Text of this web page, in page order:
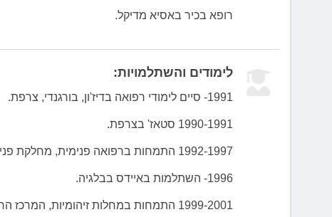
רופא בכיר באסיא מדיקל.
לימודים והשתלמויות:
1991- סיים לימודי רפואה בדיז'ון, בורגנדי, צרפת.
1990-1991 סטאז' בצרפת.
1992-1997 התמחות ברפואה פנימית, מחלקת פנימית א', המרכז הרפואי איכילוב.
1996- השתלמות באיידס בבלגיה.
1999-2001 התמחות במחלות זיהומיות, המרכז הרפואי איכילוב.